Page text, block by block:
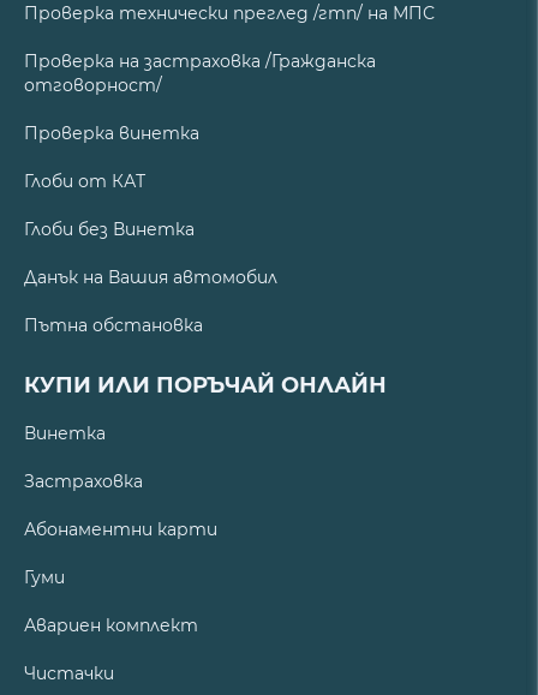
Проверка технически преглед /гтп/ на МПС
Проверка на застраховка /Гражданска
отговорност/
Проверка винетка
Глоби от КАТ
Глоби без Винетка
Данък на Вашия автомобил
Пътна обстановка
КУПИ ИЛИ ПОРЪЧАЙ ОНЛАЙН
Винетка
Застраховка
Абонаментни карти
Гуми
Авариен комплект
Чистачки